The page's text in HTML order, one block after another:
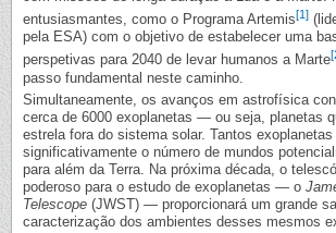
entusiasmantes, como o Programa Artemis[1]
pela ESA) com o objetivo de estabelecer uma
perspetivas para 2040 de levar humanos a Marte
passo fundamental neste caminho.
Simultaneamente, os avanços em astrofísica
cerca de 6000 exoplanetas — ou seja, planetas
estrela fora do sistema solar. Tantos exoplanetas
significativamente o número de mundos
para além da Terra. Na próxima década, o
poderoso para o estudo de exoplanetas — o
Telescope (JWST) — proporcionará um grande
caracterização dos ambientes desses mesmos